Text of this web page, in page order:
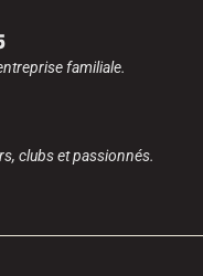
familiale.
clubs et passionnés.